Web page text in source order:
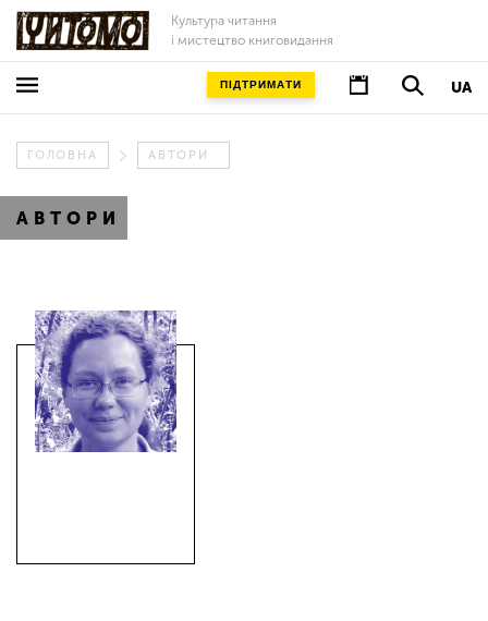
Культура читання
і мистецтво книговидання
UA
ПІДТРИМАТИ
ГОЛОВНА АВТОРИ
АВТОРИ